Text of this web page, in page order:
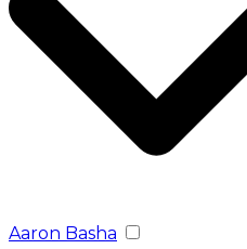
Aaron Basha